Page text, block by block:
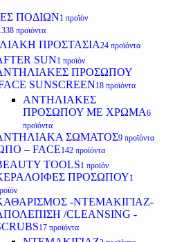
ΠΟΔΙΩΝ1 προϊόν
338 προϊόντα
ΠΡΟΣΤΑΣΙΑ24 προϊόντα
SUN1 προϊόν
ΠΡΟΣΩΠΟΥ
SUNSCREEN18 προϊόντα
ΑΝΤΗΛΙΑΚΕΣ
ΠΡΟΣΩΠΟΥ ΜΕ ΧΡΩΜΑ6
προϊόντα
ΣΩΜΑΤΟΣ9 προϊόντα
– FACE142 προϊόντα
TOOLS1 προϊόν
ΠΡΟΣΩΠΟΥ1
-ΝΤΕΜΑΚΙΓΙΑΖ-
/CLEANSING -
17 προϊόντα